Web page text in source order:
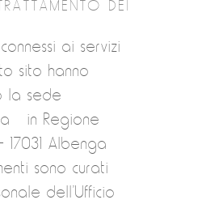
DEI
ai servizi
sito hanno
la sede
in Regione
17031 Albenga
sono curati
dell’Ufficio